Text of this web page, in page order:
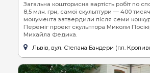
Загальна кошторисна вартість робіт по
8,5 млн. грн, самої скульптури — 400
монумента затвердили після семи
Переміг проект скульптора Миколи
Михайла Федика.
Львів, вул. Степана Бандери (пл.